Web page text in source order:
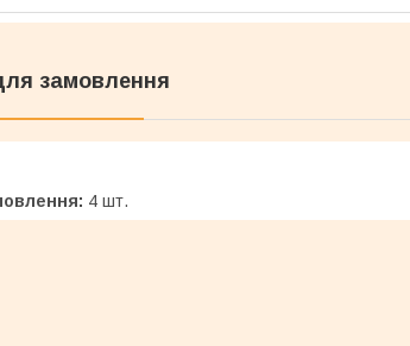
замовлення
4 шт.